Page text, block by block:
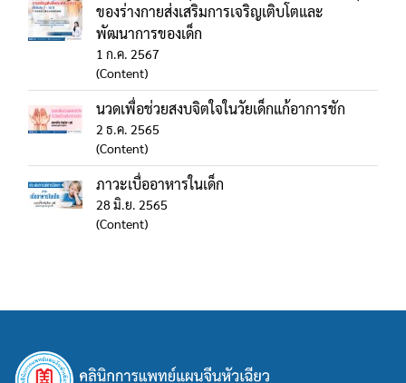
ของร่างกายส่งเสริมการเจริญเติบโตและ
พัฒนาการของเด็ก
1 ก.ค. 2567
(Content)
นวดเพื่อช่วยสงบจิตใจในวัยเด็กแก้อาการชัก
2 ธ.ค. 2565
(Content)
ภาวะเบื่ออาหารในเด็ก
28 มิ.ย. 2565
(Content)